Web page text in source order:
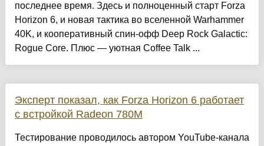
последнее время. Здесь и полноценный старт Forza
Horizon 6, и новая тактика во вселенной Warhammer
40K, и кооперативный спин-офф Deep Rock Galactic:
Rogue Core. Плюс — уютная Coffee Talk ...
Эксперт показал, как Forza Horizon 6 работает
с встройкой Radeon 780M
Тестирование проводилось автором YouTube-канала